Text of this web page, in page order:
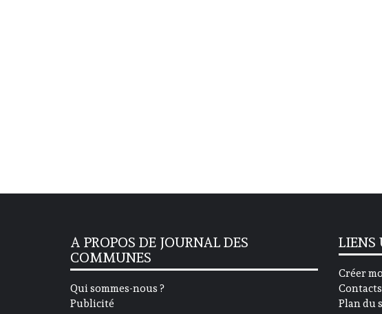
A PROPOS DE JOURNAL DES
COMMUNES
Qui sommes-nous ?
Publicité
LIENS
Créer
Contacts
Plan du